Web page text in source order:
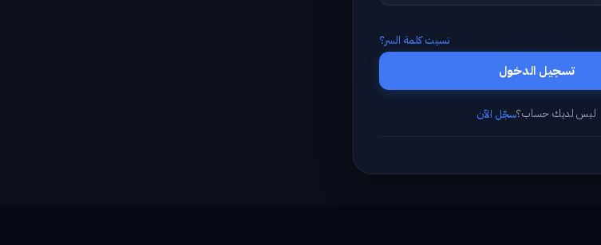
نسيت كلمة السر؟
تسجيل الدخول
ليس لديك حساب؟سجّل الآن